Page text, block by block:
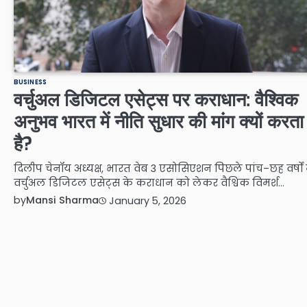
BUSINESS
वर्चुअल डिजिटल एसेट्स पर कराधान: वैश्विक
अनुभव भारत में नीति सुधार की मांग क्यों करता
है?
दिलीप चेनॉय अध्यक्ष, भारत वेब 3 एसोसिएशन पिछले पांच–छह
वर्चुअल डिजिटल एसेट्स के कराधान को लेकर वैश्विक विमर्श…
byMansi Sharma January 5, 2026